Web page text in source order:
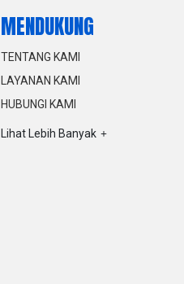
MENDUKUNG
TENTANG KAMI
LAYANAN KAMI
HUBUNGI KAMI
Lihat Lebih Banyak